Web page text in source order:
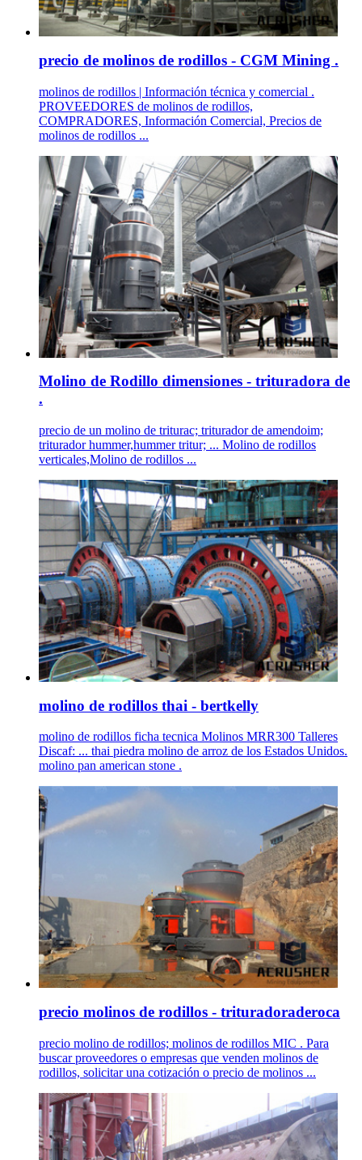
precio de molinos de rodillos - CGM Mining .
molinos de rodillos | Información técnica y comercial .
PROVEEDORES de molinos de rodillos,
COMPRADORES, Información Comercial, Precios de
molinos de rodillos ...
Molino de Rodillo dimensiones - trituradora de
.
precio de un molino de triturac; triturador de amendoim;
triturador hummer,hummer tritur; ... Molino de rodillos
verticales,Molino de rodillos ...
molino de rodillos thai - bertkelly
molino de rodillos ficha tecnica Molinos MRR300 Talleres
Discaf: ... thai piedra molino de arroz de los Estados Unidos.
molino pan american stone .
precio molinos de rodillos - trituradoraderoca
precio molino de rodillos; molinos de rodillos MIC . Para
buscar proveedores o empresas que venden molinos de
rodillos, solicitar una cotización o precio de molinos ...